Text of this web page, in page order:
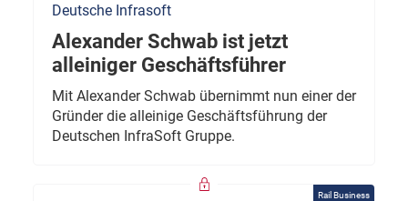
Deutsche Infrasoft
Alexander Schwab ist jetzt
alleiniger Geschäftsführer
Mit Alexander Schwab übernimmt nun einer der
Gründer die alleinige Geschäftsführung der
Deutschen InfraSoft Gruppe.
Rail Business